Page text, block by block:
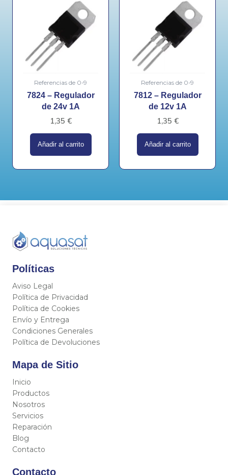
Referencias de 0-9
7824 – Regulador
de 24v 1A
1,35 €
Añadir al carrito
Referencias de 0-9
7812 – Regulador
de 12v 1A
1,35 €
Añadir al carrito
Políticas
Aviso Legal
Política de Privacidad
Política de Cookies
Envío y Entrega
Condiciones Generales
Política de Devoluciones
Mapa de Sitio
Inicio
Productos
Nosotros
Servicios
Reparación
Blog
Contacto
Contacto